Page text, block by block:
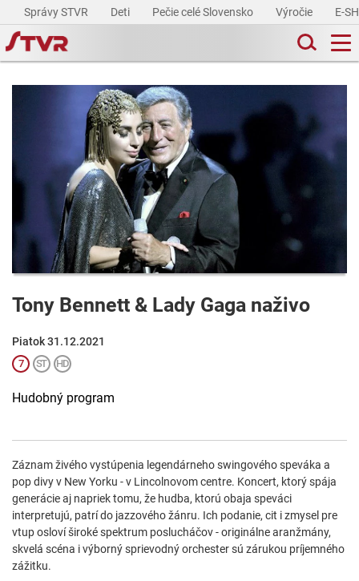
Správy STVR Deti Pečie celé Slovensko Výročie E-
Tony Bennett & Lady Gaga naživo
Piatok 31.12.2021
Hudobný program
Záznam živého vystúpenia legendárneho swingového speváka a
pop divy v New Yorku - v Lincolnovom centre. Koncert, ktorý spája
generácie aj napriek tomu, že hudba, ktorú obaja speváci
interpretujú, patrí do jazzového žánru. Ich podanie, cit i zmysel pre
vtup osloví široké spektrum poslucháčov - originálne aranžmány,
skvelá scéna i výborný sprievodný orchester sú zárukou príjemného
zážitku.